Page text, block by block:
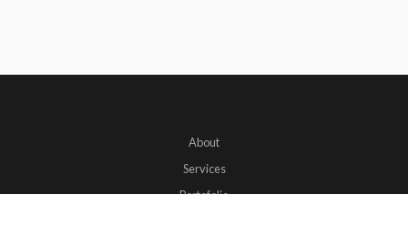
About
Services
Portofolio